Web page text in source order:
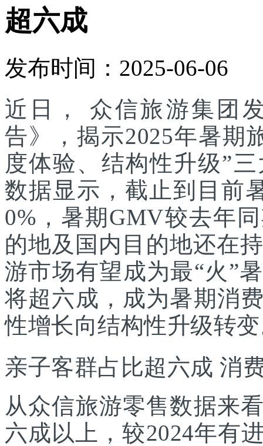
超六成
发布时间：2025-06-06
近日， 众信旅游集团
告》，揭示2025年暑期
度体验、结构性升级”
数据显示，截止到目前
0%，暑期GMV较去年
的地及国内目的地还在
游市场有望成为最“火”
将超六成，成为暑期消
性增长向结构性升级转
亲子客群占比超六成 消
从众信旅游零售数据来
六成以上，较2024年有